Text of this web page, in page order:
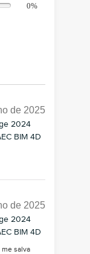
0%
de 2025
2024
BIM 4D
de 2025
2024
BIM 4D
salva